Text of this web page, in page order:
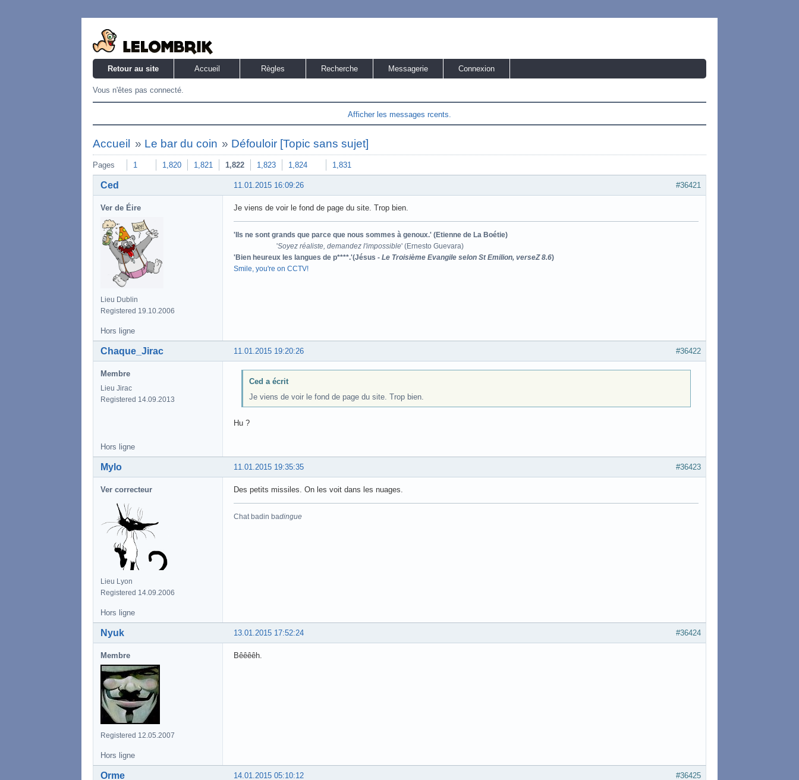
Retour au site Accueil Règles Recherche Messagerie Connexion
Vous n'êtes pas connecté.
Afficher les messages rcents.
Accueil » Le bar du coin » Défouloir [Topic sans sujet]
Pages 1 1,820 1,821 1,822 1,823 1,824 1,831
#36421
11.01.2015 16:09:26
Ced
Ver de Éire
Lieu Dublin
Registered 19.10.2006
Je viens de voir le fond de page du site. Trop bien.
'Ils ne sont grands que parce que nous sommes à genoux.' (Etienne de La Boétie)
'Soyez réaliste, demandez l'impossible' (Ernesto Guevara)
'Bien heureux les langues de p****.'(Jésus - Le Troisième Evangile selon St Emilion, verseZ 8.6)
Smile, you're on CCTV!
Hors ligne
#36422
11.01.2015 19:20:26
Chaque_Jirac
Membre
Lieu Jirac
Registered 14.09.2013
Ced a écrit
Je viens de voir le fond de page du site. Trop bien.
Hu ?
Hors ligne
#36423
11.01.2015 19:35:35
Mylo
Ver correcteur
Lieu Lyon
Registered 14.09.2006
Des petits missiles. On les voit dans les nuages.
Chat badin badingue
Hors ligne
#36424
13.01.2015 17:52:24
Nyuk
Membre
Registered 12.05.2007
Bêêêêh.
Hors ligne
#36425
14.01.2015 05:10:12
Orme